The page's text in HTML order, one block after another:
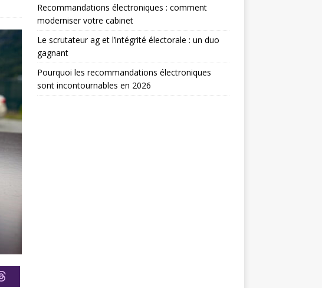
Recommandations électroniques : comment
moderniser votre cabinet
Le scrutateur ag et l’intégrité électorale : un duo
gagnant
Pourquoi les recommandations électroniques
sont incontournables en 2026